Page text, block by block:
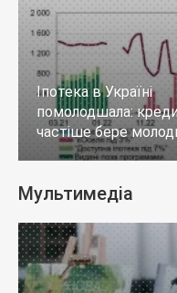
Іпотека в Україні
помолодшала:
частіше бере
років
Мультимедіа